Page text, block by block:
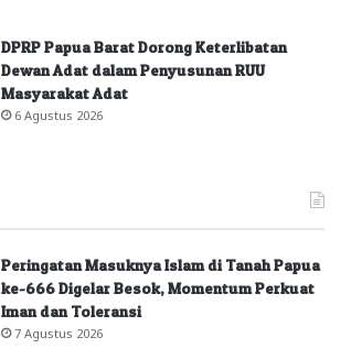
DPRP Papua Barat Dorong Keterlibatan
Dewan Adat dalam Penyusunan RUU
Masyarakat Adat
6 Agustus 2026
Peringatan Masuknya Islam di Tanah Papua
ke-666 Digelar Besok, Momentum Perkuat
Iman dan Toleransi
7 Agustus 2026